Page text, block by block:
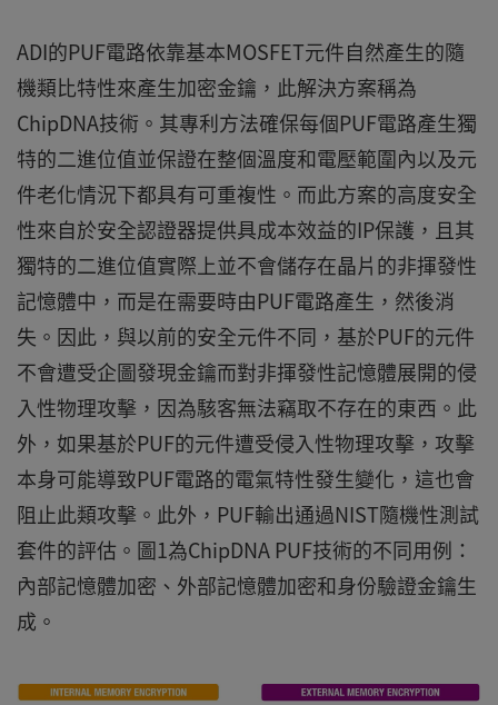
ADI的PUF電路依靠基本MOSFET元件自然產生的隨
機類比特性來產生加密金鑰，此解決方案稱為
ChipDNA技術。其專利方法確保每個PUF電路產生獨
特的二進位值並保證在整個溫度和電壓範圍內以及元
件老化情況下都具有可重複性。而此方案的高度安全
性來自於安全認證器提供具成本效益的IP保護，且其
獨特的二進位值實際上並不會儲存在晶片的非揮發性
記憶體中，而是在需要時由PUF電路產生，然後消
失。因此，與以前的安全元件不同，基於PUF的元件
不會遭受企圖發現金鑰而對非揮發性記憶體展開的侵
入性物理攻擊，因為駭客無法竊取不存在的東西。此
外，如果基於PUF的元件遭受侵入性物理攻擊，攻擊
本身可能導致PUF電路的電氣特性發生變化，這也會
阻止此類攻擊。此外，PUF輸出通過NIST隨機性測試
套件的評估。圖1為ChipDNA PUF技術的不同用例：
內部記憶體加密、外部記憶體加密和身份驗證金鑰生
成。